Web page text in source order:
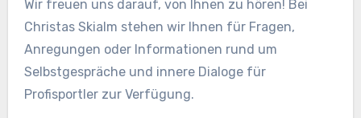
Wir freuen uns darauf, von Ihnen zu hören! Bei
Christas Skialm stehen wir Ihnen für Fragen,
Anregungen oder Informationen rund um
Selbstgespräche und innere Dialoge für
Profisportler zur Verfügung.